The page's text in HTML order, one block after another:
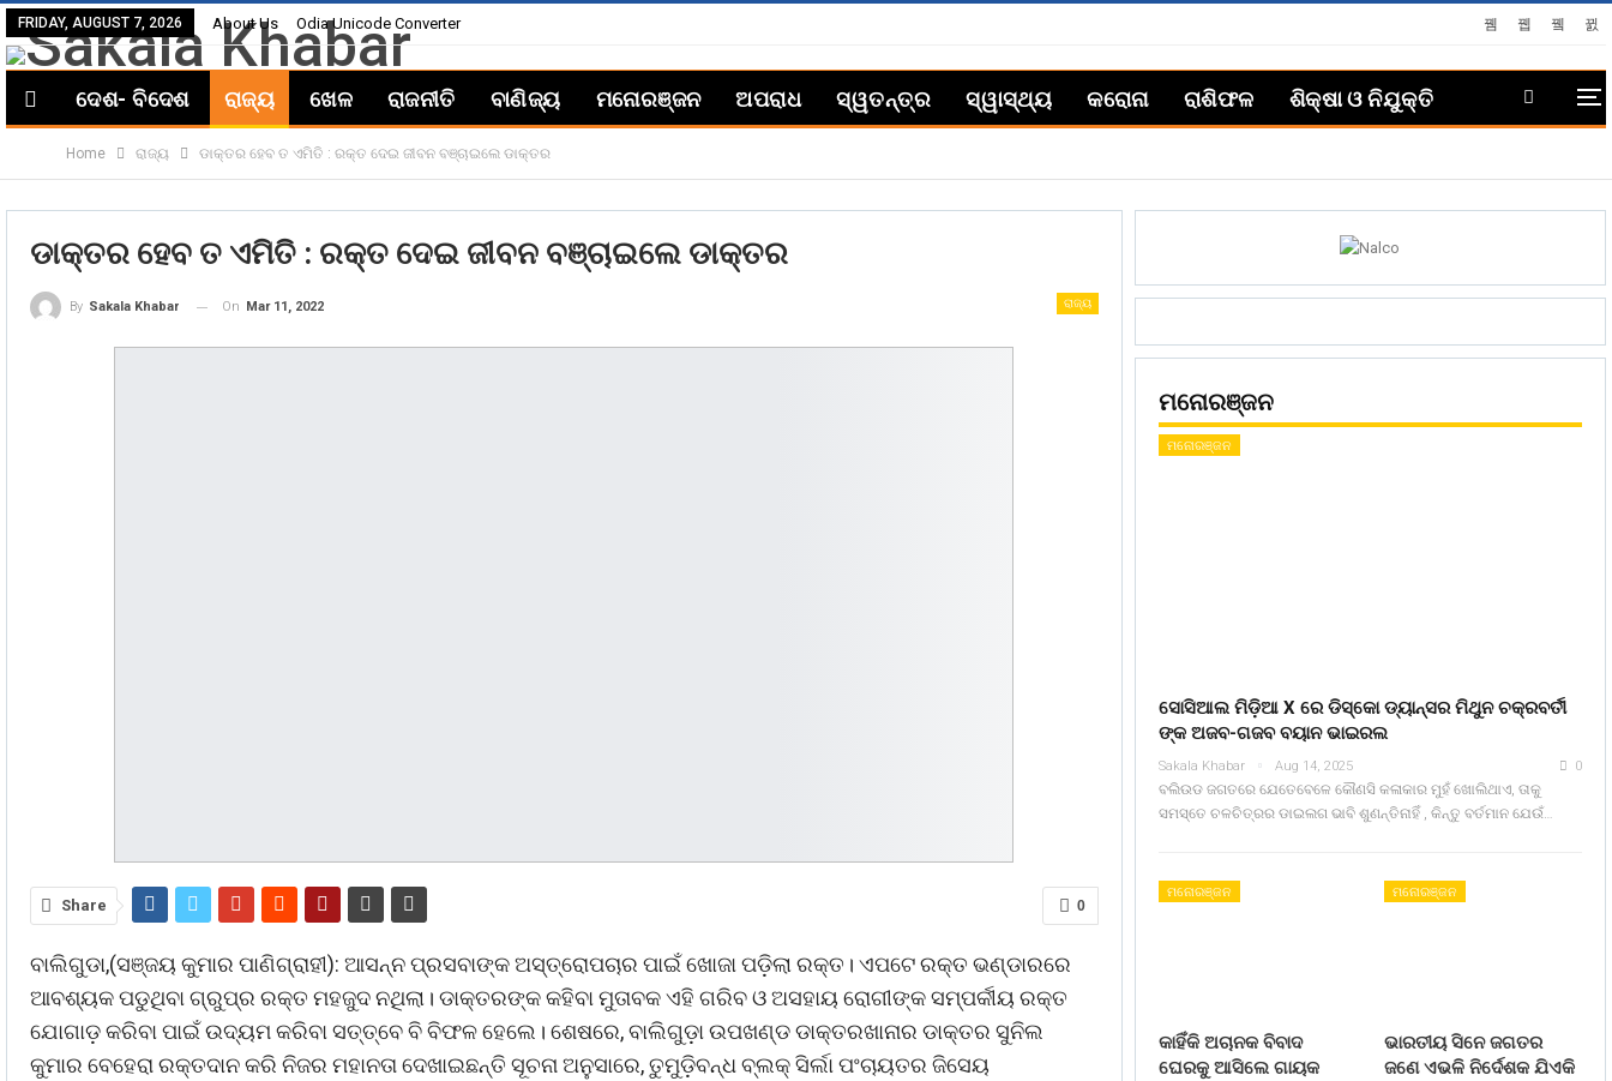
FRIDAY, AUGUST 7, 2026 About Us Odia Unicode Converter
ଦେଶ- ବିଦେଶ ରାଜ୍ୟ ଖେଳ ରାଜନୀତି ବାଣିଜ୍ୟ ମନୋରଞ୍ଜନ ଅପରାଧ ସ୍ୱତନ୍ତ୍ର ସ୍ୱାସ୍ଥ୍ୟ କରୋନା ରାଶିଫଳ ଶିକ୍ଷା ଓ ନିଯୁକ୍ତି
Home ରାଜ୍ୟ ଡାକ୍ତର ହେବ ତ ଏମିତି : ରକ୍ତ ଦେଇ ଜୀବନ ବଞ୍ଚାଇଲେ ଡାକ୍ତର
ଡାକ୍ତର ହେବ ତ ଏମିତି : ରକ୍ତ ଦେଇ ଜୀବନ ବଞ୍ଚାଇଲେ ଡାକ୍ତର
ରାଜ୍ୟ
By Sakala Khabar On Mar 11, 2022
0
Share
ବାଲିଗୁଡା,(ସଞ୍ଜୟ କୁମାର ପାଣିଗ୍ରାହୀ): ଆସନ୍ନ ପ୍ରସବାଙ୍କ ଅସ୍ତ୍ରୋପଚାର ପାଇଁ ଖୋଜା ପଡ଼ିଲା ରକ୍ତ। ଏପଟେ ରକ୍ତ ଭଣ୍ଡାରରେ
ଆବଶ୍ୟକ ପଡୁଥିବା ଗ୍ରୁପ୍‌ର ରକ୍ତ ମହଜୁଦ ନଥିଲା। ଡାକ୍ତରଙ୍କ କହିବା ମୁତାବକ ଏହି ଗରିବ ଓ ଅସହାୟ ରୋଗୀଙ୍କ ସମ୍ପର୍କୀୟ ରକ୍ତ
ଯୋଗାଡ଼ କରିବା ପାଇଁ ଉଦ୍ୟମ କରିବା ସତ୍ତ୍ବେ ବି ବିଫଳ ହେଲେ। ଶେଷରେ, ବାଲିଗୁଡ଼ା ଉପଖଣ୍ଡ ଡାକ୍ତରଖାନାର ଡାକ୍ତର ସୁନିଲ
କୁମାର ବେହେରା ରକ୍ତଦାନ କରି ନିଜର ମହାନତା ଦେଖାଇଛନ୍ତି ସୂଚନା ଅନୁସାରେ, ତୁମୁଡ଼ିବନ୍ଧ ବ୍ଲକ୍‌ ସିର୍ଲା ପଂଚାୟତର ଜିସେୟ
ମନୋରଞ୍ଜନ
ମନୋରଞ୍ଜନ
ସୋସିଆଲ ମିଡ଼ିଆ X ରେ ଡିସ୍କୋ ଡ୍ୟାନ୍ସର ମିଥୁନ ଚକ୍ରବର୍ତୀ
ଙ୍କ ଅଜବ-ଗଜବ ବୟାନ ଭାଇରଲ
Sakala Khabar Aug 14, 2025 0
ବଲିଉଡ ଜଗତରେ ଯେତେବେଳେ କୌଣସି କଳାକାର ମୁହଁ ଖୋଲିଥାଏ, ତାକୁ
ସମସ୍ତେ ଚଳଚିତ୍ରର ଡାଇଲଗ ଭାବି ଶୁଣନ୍ତିନାହିଁ , କିନ୍ତୁ ବର୍ତମାନ ଯେଉଁ…
ମନୋରଞ୍ଜନ
କାହିଁକି ଅଚାନକ ବିବାଦ
ଘେରକୁ ଆସିଲେ ଗାୟକ
ମନୋରଞ୍ଜନ
ଭାରତୀୟ ସିନେ ଜଗତର
ଜଣେ ଏଭଳି ନିର୍ଦେଶକ ଯିଏକି